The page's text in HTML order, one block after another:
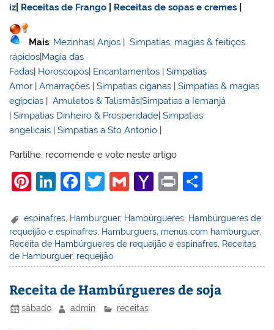
iz Receitas de Frango Receitas de sopas e cremes
Mais: Mezinhas|Anjos |Simpatias, magias & feitiços
rápidos|Magia das
Fadas| Horoscopos| Encantamentos |Simpatias
Amor |Amarrações |Simpatias ciganas |Simpatias & magias
egípcias |Amuletos & Talismãs|Simpatias a Iemanjá
|Simpatias Dinheiro & Prosperidade|Simpatias
angelicais |Simpatias a Sto Antonio |
Partilhe, recomende e vote neste artigo
Pi
er
e
st
Li
k
e
dI
n
F
c
e
b
o
k
T
itt
er
G
ai
l
Y
h
o
ai
Pr
t
ar
e
espinafres, Hamburguer, Hambúrgueres, Hambúrgueres de
requeijão e espinafres Hamburguers menus com hamburguer,
Receita de Hambúrgueres de requeijão e espinafres Receitas
de Hamburguer, requeijão
Receita de Hambúrgueres de soja
sábado admin receitas